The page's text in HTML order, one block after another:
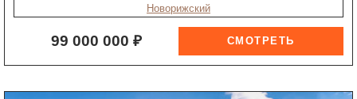
Новорижский
99 000 000 ₽